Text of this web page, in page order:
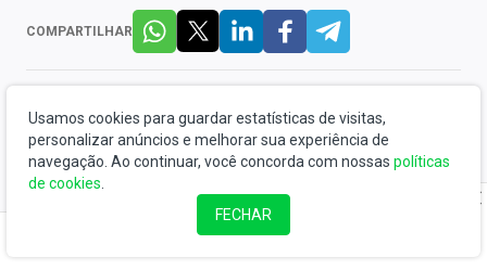
COMPARTILHAR
Fundador do Market Makers, analista de investimentos CNPI-P,
MBA em Mercados Financeiros na Fipecafi e na UBS/B3. Antes
de fundar o MMakers, foi editor-chefe do InfoMoney, analista
de ações na Rico Investimentos, co-fundou o podcast Stock
Usamos cookies para guardar estatísticas de visitas,
personalizar anúncios e melhorar sua experiência de
navegação. Ao continuar, você concorda com nossas políticas
de cookies
FECHAR